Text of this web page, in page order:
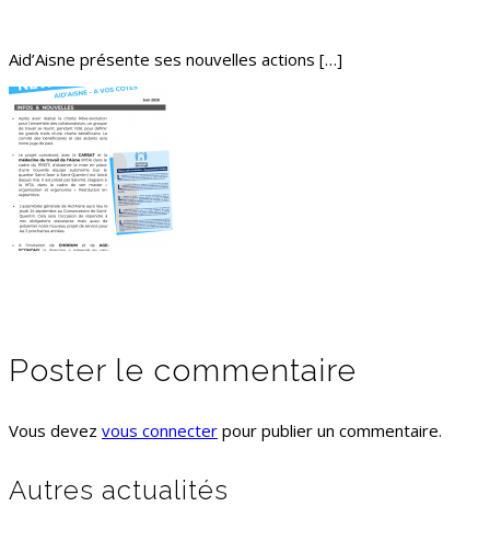
Aid’Aisne présente ses nouvelles actions […]
Poster le commentaire
Vous devez vous connecter pour publier un commentaire.
Autres actualités